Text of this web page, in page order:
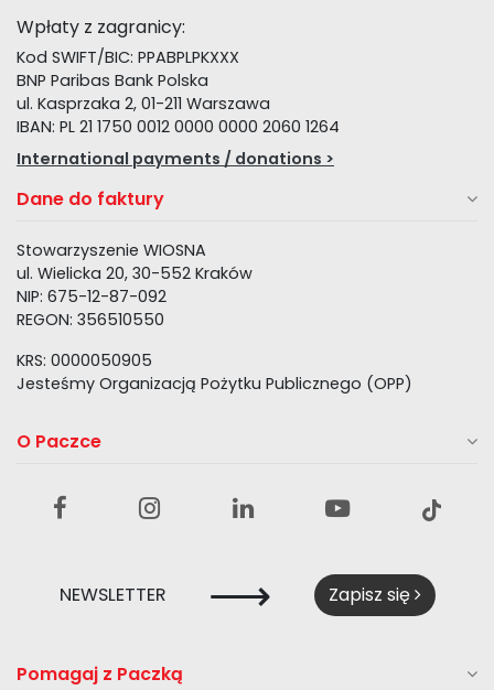
Wpłaty z zagranicy:
Kod SWIFT/BIC: PPABPLPKXXX
BNP Paribas Bank Polska
ul. Kasprzaka 2, 01-211 Warszawa
IBAN: PL 21 1750 0012 0000 0000 2060 1264
International payments / donations >
Dane do faktury
Stowarzyszenie WIOSNA
ul. Wielicka 20, 30-552 Kraków
NIP: 675-12-87-092
REGON: 356510550
KRS: 0000050905
Jesteśmy Organizacją Pożytku Publicznego (OPP)
O Paczce
NEWSLETTER ⟶ Zapisz się
Pomagaj z Paczką